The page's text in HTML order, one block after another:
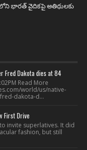
భారత్ వైదికపై అతిథులకు
Fred Dakota dies at 84
Read More
world/us/native-
dakota-d...
First Drive
invite superlatives. It did
fashion, but still